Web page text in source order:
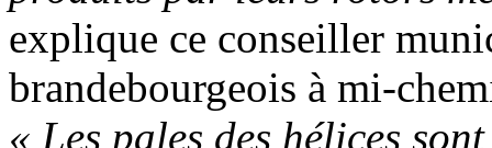
explique ce conseiller
brandebourgeois à mi-
« Les pales des hélices